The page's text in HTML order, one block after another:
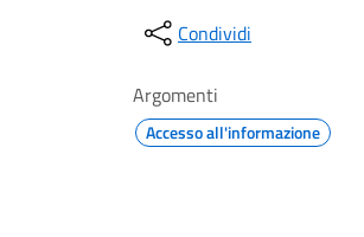
Condividi
Argomenti
Accesso all'informazione